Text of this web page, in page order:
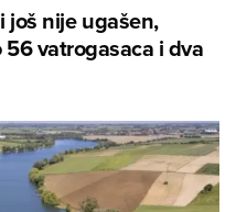
još nije ugašen,
vatrogasaca i dva